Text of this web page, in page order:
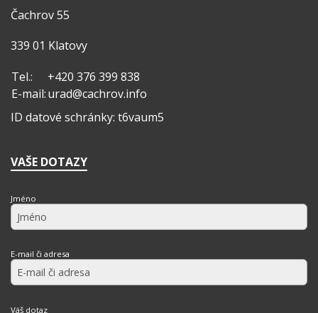
Čachrov 55
339 01 Klatovy
Tel.:
+420 376 399 838
E-mail:urad@cachrov.info
ID datové schránky: t6vaum5
VAŠE DOTAZY
Jméno
E-mail či adresa
Váš dotaz